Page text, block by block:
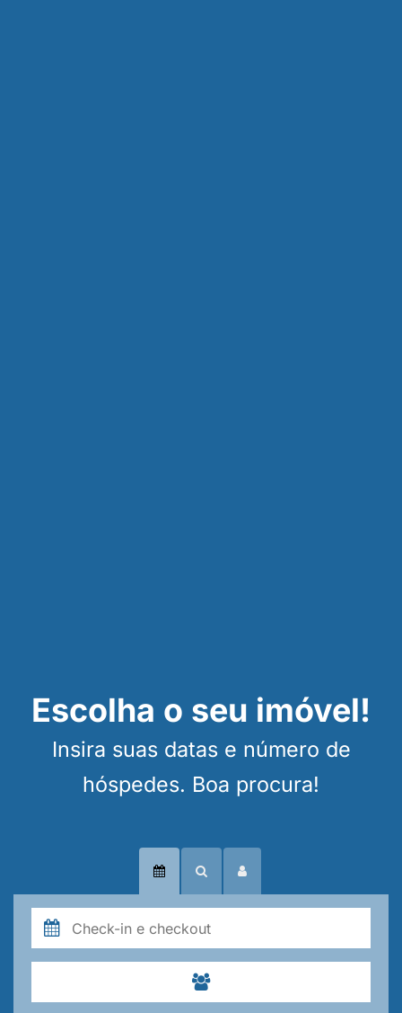
Escolha o seu imóvel!
Insira suas datas e número de
hóspedes. Boa procura!